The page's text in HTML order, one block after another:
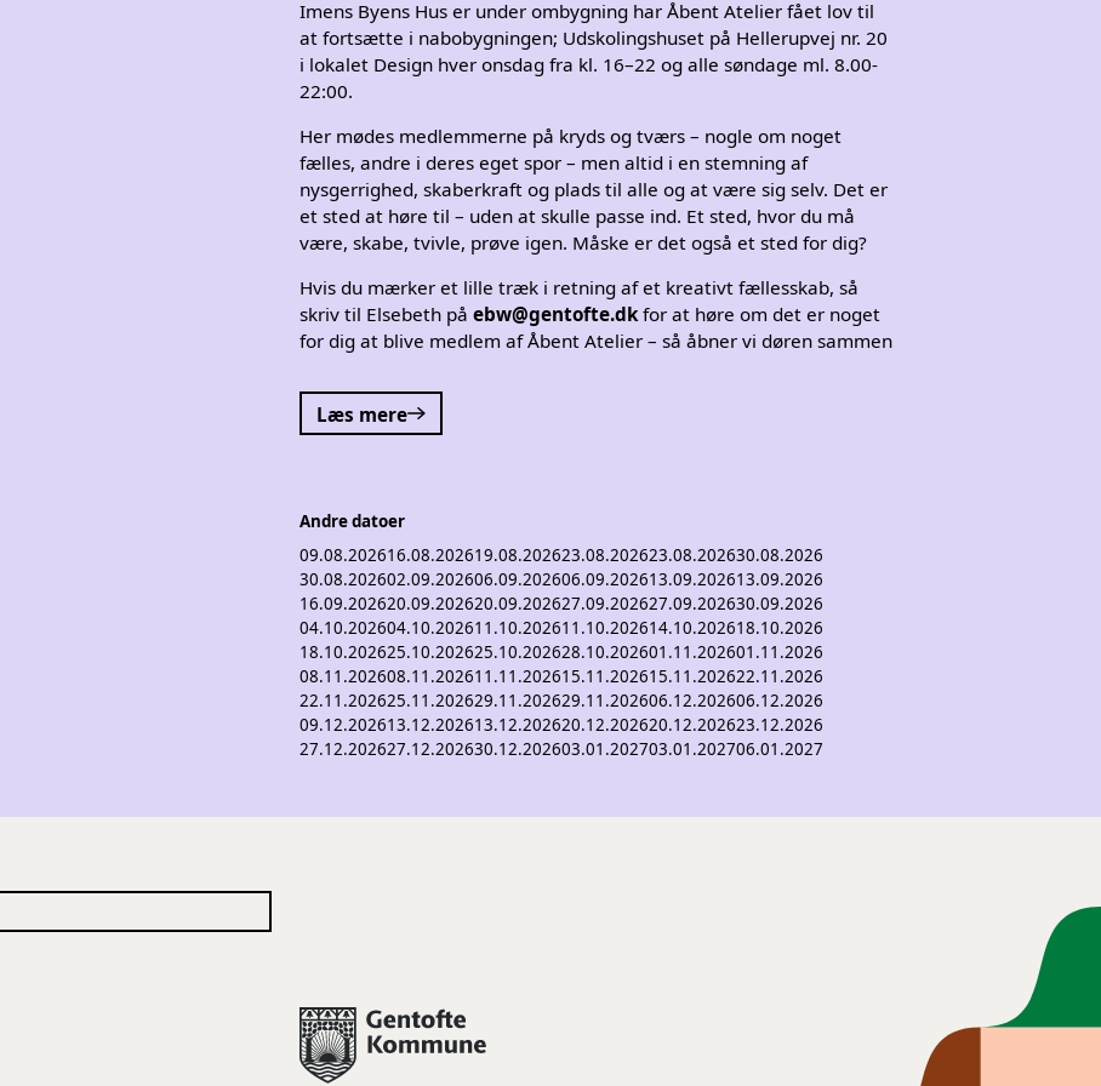
Imens Byens Hus er under ombygning har Åbent Atelier fået lov til
at fortsætte i nabobygningen; Udskolingshuset på Hellerupvej nr. 20
i lokalet Design hver onsdag fra kl. 16–22 og alle søndage ml. 8.00-
22:00.
Her mødes medlemmerne på kryds og tværs – nogle om noget
fælles, andre i deres eget spor – men altid i en stemning af
nysgerrighed, skaberkraft og plads til alle og at være sig selv. Det er
et sted at høre til – uden at skulle passe ind. Et sted, hvor du må
være, skabe, tvivle, prøve igen. Måske er det også et sted for dig?
Hvis du mærker et lille træk i retning af et kreativt fællesskab, så
skriv til Elsebeth påebw@gentofte.dkfor at høre om det er noget
for dig at blive medlem af Åbent Atelier – så åbner vi døren sammen
Læs mere
Andre datoer
09.08.202616.08.202619.08.202623.08.202623.08.202630.08.2026
30.08.202602.09.202606.09.202606.09.202613.09.202613.09.2026
16.09.202620.09.202620.09.202627.09.202627.09.202630.09.2026
04.10.202604.10.202611.10.202611.10.202614.10.202618.10.2026
18.10.202625.10.202625.10.202628.10.202601.11.202601.11.2026
08.11.202608.11.202611.11.202615.11.202615.11.202622.11.2026
22.11.202625.11.202629.11.202629.11.202606.12.202606.12.2026
09.12.202613.12.202613.12.202620.12.202620.12.202623.12.2026
27.12.202627.12.202630.12.202603.01.202703.01.202706.01.2027